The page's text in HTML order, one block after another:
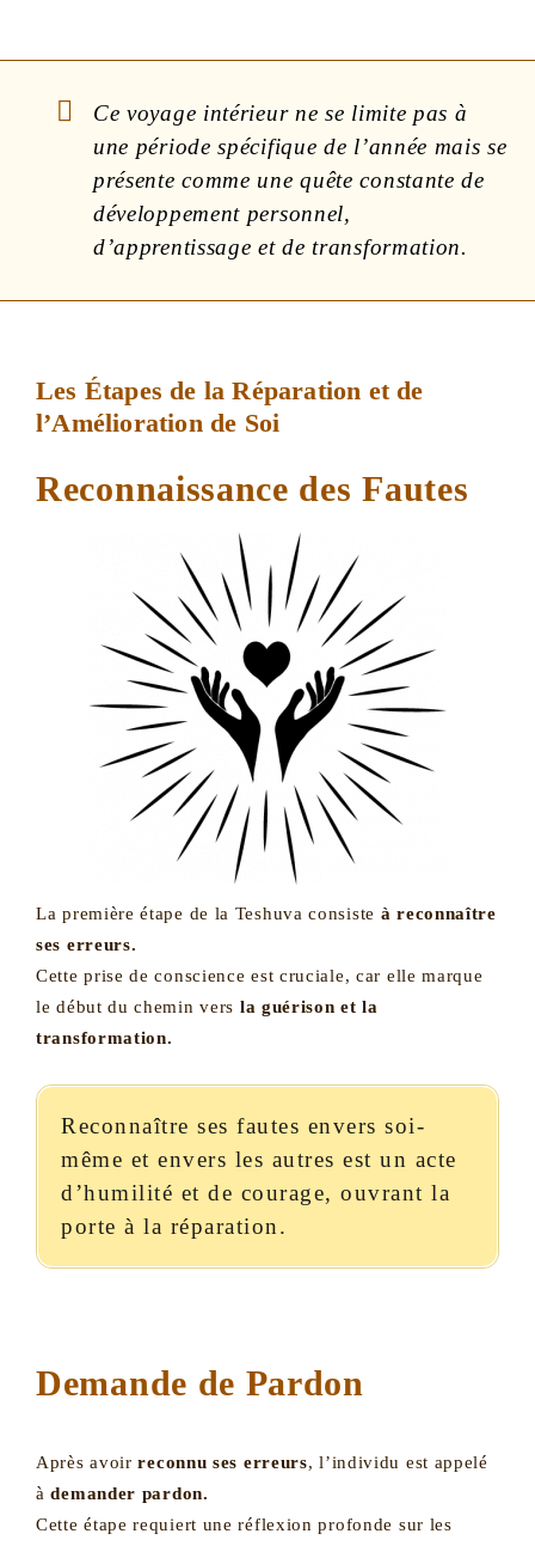
Ce voyage intérieur ne se limite pas à
une période spécifique de l’année mais se
présente comme une quête constante de
développement personnel,
d’apprentissage et de transformation.
Les Étapes de la Réparation et de
l’Amélioration de Soi
Reconnaissance des Fautes
La première étape de la Teshuva consiste à reconnaître
ses erreurs.
Cette prise de conscience est cruciale, car elle marque
le début du chemin vers la guérison et la
transformation.
Reconnaître ses fautes envers soi-
même et envers les autres est un acte
d’humilité et de courage, ouvrant la
porte à la réparation.
Demande de Pardon
Après avoirreconnu ses erreurs, l’individu est appelé
àdemander pardon.
Cette étape requiert une réflexion profonde sur les